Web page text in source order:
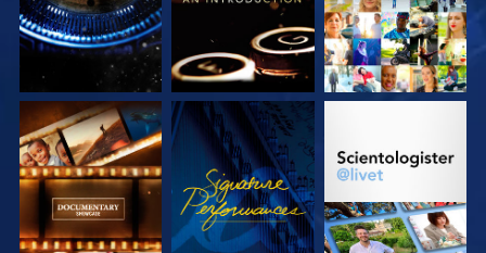
UTFORSK SERIEN SE UTFORSK SERIEN